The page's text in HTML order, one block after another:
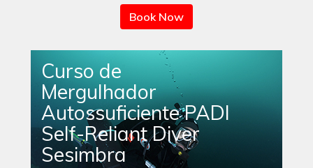
Book Now
Curso de
Mergulhador
Autossuficiente PADI
Self-Reliant Diver
Sesimbra